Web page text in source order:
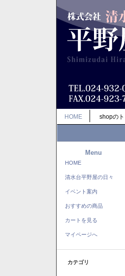
HOME shopの
Menu
HOME
清水台平野屋の日々
イベント案内
おすすめの商品
カートを見る
マイページへ
カテゴリ